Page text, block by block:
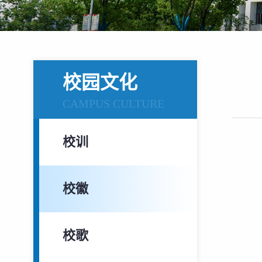
校园文化
CAMPUS CULTURE
校训
校徽
校歌